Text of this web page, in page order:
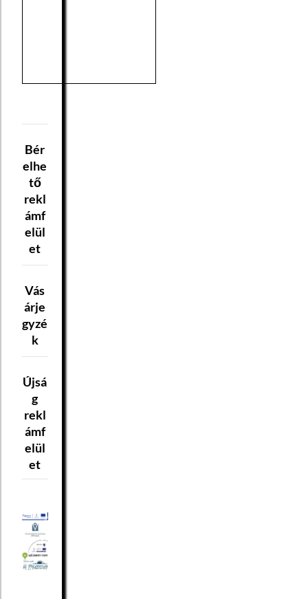
Bér
elhe
tő
rekl
ámf
elül
et
Vás
árje
gyzé
k
Újsá
g
rekl
ámf
elül
et